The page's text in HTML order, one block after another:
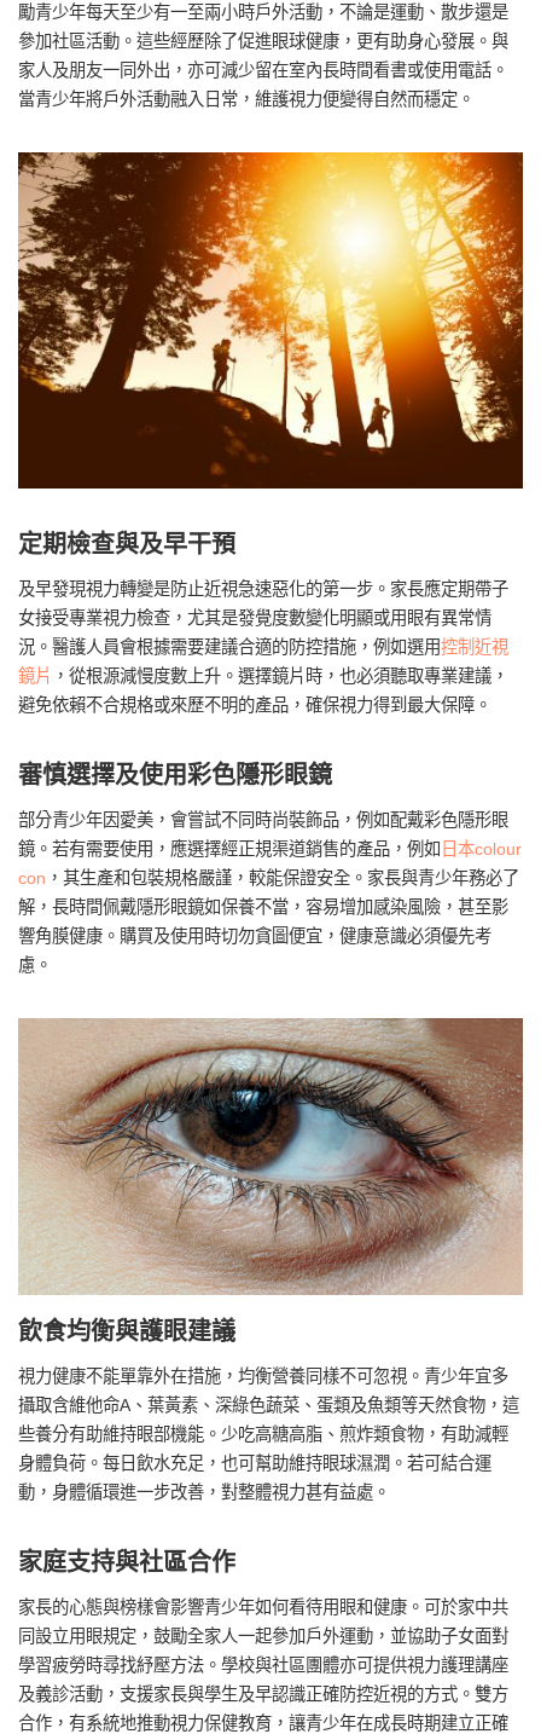
勵青少年每天至少有一至兩小時戶外活動，不論是運動、散步還是
參加社區活動。這些經歷除了促進眼球健康，更有助身心發展。與
家人及朋友一同外出，亦可減少留在室內長時間看書或使用電話。
當青少年將戶外活動融入日常，維護視力便變得自然而穩定。
定期檢查與及早干預
及早發現視力轉變是防止近視急速惡化的第一步。家長應定期帶子
女接受專業視力檢查，尤其是發覺度數變化明顯或用眼有異常情
況。醫護人員會根據需要建議合適的防控措施，例如選用控制近視
鏡片 ，從根源減慢度數上升。選擇鏡片時，也必須聽取專業建議，
避免依賴不合規格或來歷不明的產品，確保視力得到最大保障。
審慎選擇及使用彩色隱形眼鏡
部分青少年因愛美，會嘗試不同時尚裝飾品，例如配戴彩色隱形眼
鏡。若有需要使用，應選擇經正規渠道銷售的產品，例如 日本colour
con ，其生產和包裝規格嚴謹，較能保證安全。家長與青少年務必了
解，長時間佩戴隱形眼鏡如保養不當，容易增加感染風險，甚至影
響角膜健康。購買及使用時切勿貪圖便宜，健康意識必須優先考
慮。
飲食均衡與護眼建議
視力健康不能單靠外在措施，均衡營養同樣不可忽視。青少年宜多
攝取含維他命A、葉黃素、深綠色蔬菜、蛋類及魚類等天然食物，這
些養分有助維持眼部機能。少吃高糖高脂、煎炸類食物，有助減輕
身體負荷。每日飲水充足，也可幫助維持眼球濕潤。若可結合運
動，身體循環進一步改善，對整體視力甚有益處。
家庭支持與社區合作
家長的心態與榜樣會影響青少年如何看待用眼和健康。可於家中共
同設立用眼規定，鼓勵全家人一起參加戶外運動，並協助子女面對
學習疲勞時尋找紓壓方法。學校與社區團體亦可提供視力護理講座
及義診活動，支援家長與學生及早認識正確防控近視的方式。雙方
合作，有系統地推動視力保健教育，讓青少年在成長時期建立正確